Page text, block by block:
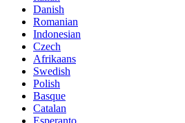
Danish
Romanian
Indonesian
Czech
Afrikaans
Swedish
Polish
Basque
Catalan
Esperanto